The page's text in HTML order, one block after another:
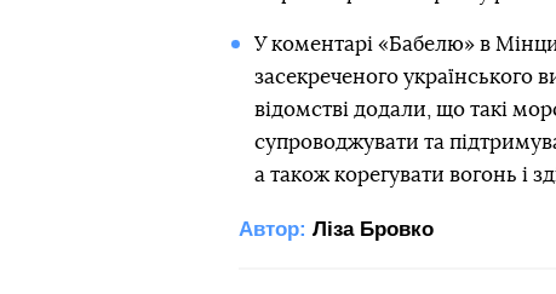
У коментарі «Бабелю» в
засекреченого українського
відомстві додали, що такі
супроводжувати та
а також корегувати вогонь і
Автор: Ліза Бровко